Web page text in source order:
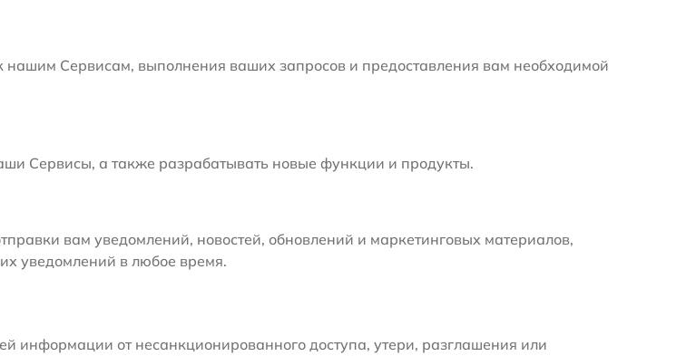
Сервисам, выполнения ваших запросов и предоставления вам необходимой
Сервисы, а также разрабатывать новые функции и продукты.
вам уведомлений, новостей, обновлений и маркетинговых материалов,
уведомлений в любое время.
от несанкционированного доступа, утери, разглашения или